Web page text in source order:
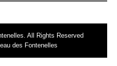
All Rights Reserved
des Fontenelles